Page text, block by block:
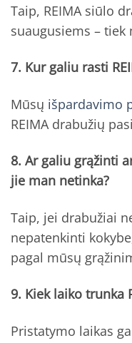
Taip, REIMA siūlo
suaugusiems –
7. Kur galiu rasti
Mūsų išpardavimo
REIMA drabužių
8. Ar galiu grąžinti
jie man netinka?
Taip, jei drabužiai
nepatenkinti
pagal mūsų
9. Kiek laiko trunka
Pristatymo laikas